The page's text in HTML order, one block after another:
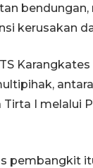
kerusakan
I melalui
pembangkit